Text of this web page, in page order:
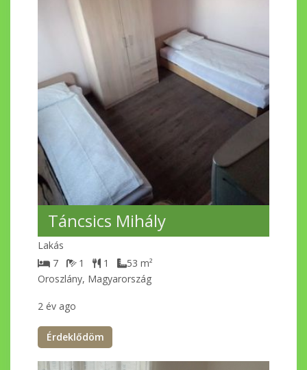
Lakás
Táncsics Mihály
Oroszlány, Magyarország
7 1 1 53 m²
2 év ago
Érdeklődöm